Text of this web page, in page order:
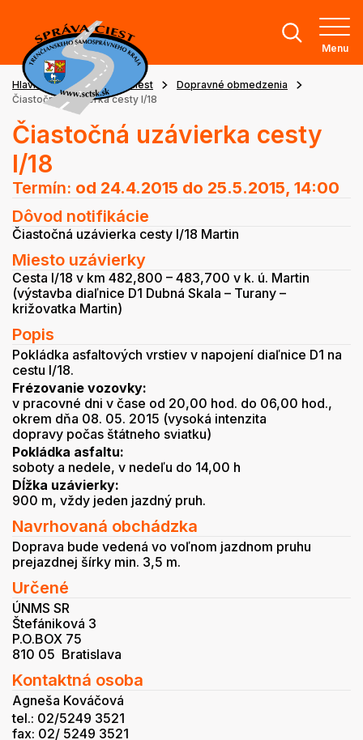
Menu
Hlavná stránka Stav ciest
Dopravné obmedzenia
Čiastočná uzávierka cesty I/18
Čiastočná uzávierka cesty
I/18
Termín: od 24.4.2015 do 25.5.2015, 14:00
Dôvod notifikácie
Čiastočná uzávierka cesty I/18 Martin
Miesto uzávierky
Cesta I/18 v km 482,800 – 483,700 v k. ú. Martin
(výstavba diaľnice D1 Dubná Skala – Turany –
križovatka Martin)
Popis
Pokládka asfaltových vrstiev v napojení diaľnice D1 na
cestu I/18.
Frézovanie vozovky:
v pracovné dni v čase od 20,00 hod. do 06,00 hod.,
okrem dňa 08. 05. 2015 (vysoká intenzita
dopravy počas štátneho sviatku)
Pokládka asfaltu:
soboty a nedele, v nedeľu do 14,00 h
Dĺžka uzávierky:
900 m, vždy jeden jazdný pruh.
Navrhovaná obchádzka
Doprava bude vedená vo voľnom jazdnom pruhu
prejazdnej šírky min. 3,5 m.
Určené
ÚNMS SR
Štefániková 3
P.O.BOX 75
810 05 Bratislava
Kontaktná osoba
Agneša Kováčová
tel.: 02/5249 3521
fax: 02/ 5249 3521